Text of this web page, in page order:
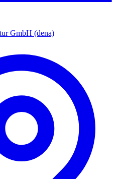
GmbH (dena)